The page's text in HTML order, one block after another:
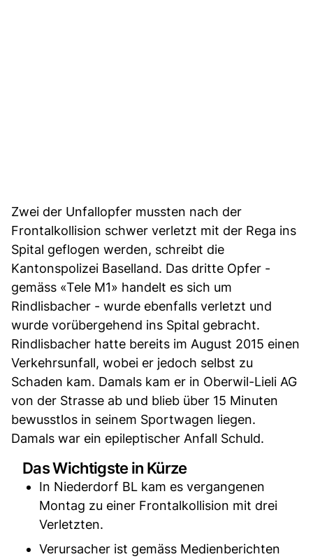
Zwei der Unfallopfer mussten nach der
Frontalkollision schwer verletzt mit der Rega ins
Spital geflogen werden, schreibt die
Kantonspolizei Baselland. Das dritte Opfer -
gemäss «Tele M1» handelt es sich um
Rindlisbacher - wurde ebenfalls verletzt und
wurde vorübergehend ins Spital gebracht.
Rindlisbacher hatte bereits im August 2015 einen
Verkehrsunfall, wobei er jedoch selbst zu
Schaden kam. Damals kam er in Oberwil-Lieli AG
von der Strasse ab und blieb über 15 Minuten
bewusstlos in seinem Sportwagen liegen.
Damals war ein epileptischer Anfall Schuld.
Das Wichtigste in Kürze
In Niederdorf BL kam es vergangenen
Montag zu einer Frontalkollision mit drei
Verletzten.
Verursacher ist gemäss Medienberichten